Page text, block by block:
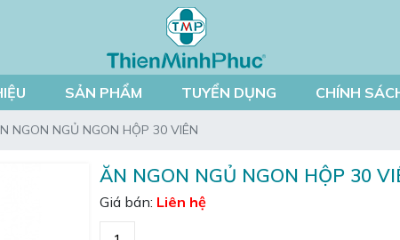
SẢN PHẨM TUYỂN DỤNG CHÍNH
NGON NGỦ NGON HỘP 30 VIÊN
ĂN NGON NGỦ NGON HỘP 30
Giá bán: Liên hệ